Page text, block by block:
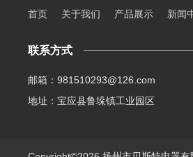
首页 关于我们 产品展示 新闻
联系方式
邮箱：981510293@126.com
地址：宝应县鲁垛镇工业园区